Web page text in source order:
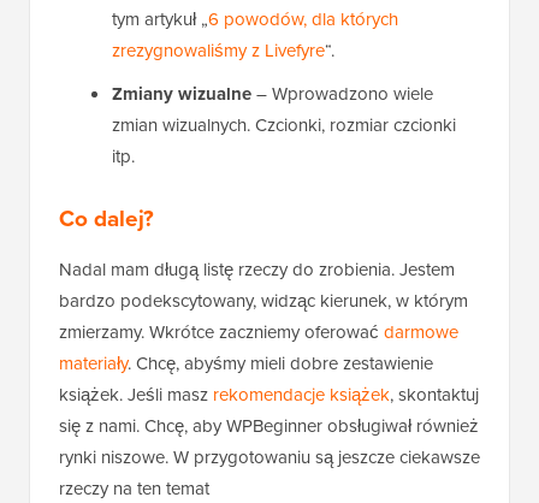
tym artykuł „6 powodów, dla których
zrezygnowaliśmy z Livefyre“.
Zmiany wizualne– Wprowadzono wiele
zmian wizualnych. Czcionki, rozmiar czcionki
itp.
Co dalej?
Nadal mam długą listę rzeczy do zrobienia. Jestem
bardzo podekscytowany, widząc kierunek, w którym
zmierzamy. Wkrótce zaczniemy oferować darmowe
materiały. Chcę, abyśmy mieli dobre zestawienie
książek. Jeśli masz rekomendacje książek, skontaktuj
się z nami. Chcę, aby WPBeginner obsługiwał również
rynki niszowe. W przygotowaniu są jeszcze ciekawsze
rzeczy na ten temat